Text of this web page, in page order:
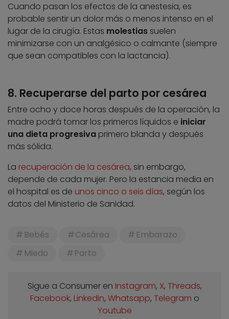
Cuando pasan los efectos de la anestesia, es
probable sentir un dolor más o menos intenso en el
lugar de la cirugía. Estas molestias suelen
minimizarse con un analgésico o calmante (siempre
que sean compatibles con la lactancia).
8. Recuperarse del parto por cesárea
Entre ocho y doce horas después de la operación, la
madre podrá tomar los primeros líquidos e iniciar
una dieta progresiva primero blanda y después
más sólida.
La recuperación de la cesárea, sin embargo,
depende de cada mujer. Pero la estancia media en
el hospital es de unos cinco o seis días, según los
datos del Ministerio de Sanidad.
Bebés Cesárea
Embarazo
Miedo
Parto
Sigue a Consumer en Instagram, X, Threads,
Facebook, Linkedin, Whatsapp, Telegram o
Youtube